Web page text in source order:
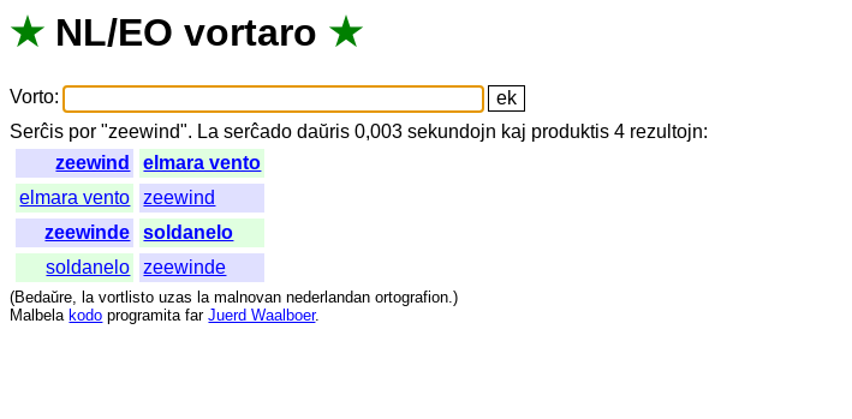
★ NL/EO vortaro ★
Vorto:
Serĉis por "zeewind". La serĉado daŭris 0,003sekundojn kaj produktis 4 rezultojn:
zeewind
elmara vento
elmara vento
zeewind
zeewinde
soldanelo
soldanelo
zeewinde
(Bedaŭre, la vortlisto uzas la malnovan nederlandan ortografion.)
Malbela kodo programita far Juerd Waalboer.